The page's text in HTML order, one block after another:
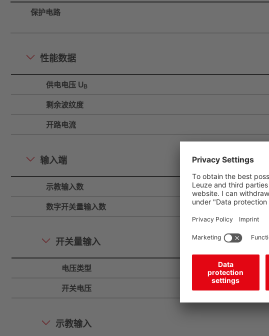
保护电路
性能数据
供电电压 UB
剩余波纹度
开路电流
输入端
示教输入数
数字开关量输入数
开关量输入
电压类型
开关电压
示教输入